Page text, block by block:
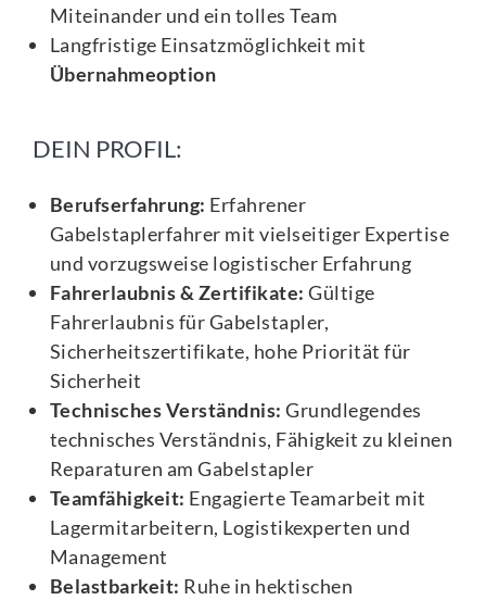
Miteinander und ein tolles Team
Langfristige Einsatzmöglichkeit mit
Übernahmeoption
DEIN PROFIL:
Berufserfahrung: Erfahrener
Gabelstaplerfahrer mit vielseitiger Expertise
und vorzugsweise logistischer Erfahrung
Fahrerlaubnis & Zertifikate: Gültige
Fahrerlaubnis für Gabelstapler,
Sicherheitszertifikate, hohe Priorität für
Sicherheit
Technisches Verständnis: Grundlegendes
technisches Verständnis, Fähigkeit zu kleinen
Reparaturen am Gabelstapler
Teamfähigkeit: Engagierte Teamarbeit mit
Lagermitarbeitern, Logistikexperten und
Management
Belastbarkeit: Ruhe in hektischen